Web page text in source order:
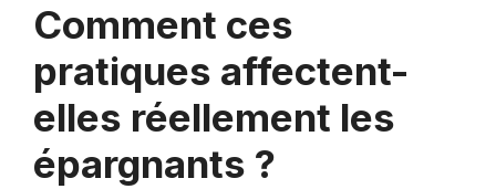
Comment ces
pratiques affectent-
elles réellement les
épargnants ?